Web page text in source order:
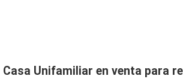
Casa Unifamiliar en venta para